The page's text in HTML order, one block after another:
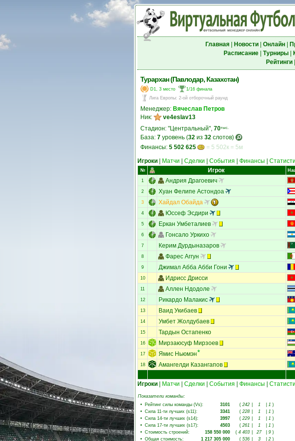
Главная| Новости| Онлайн|
Расписание| Турниры|
Рейтинги|
Турархан (Павлодар, Казахстан)
D1, 3 место
1/16 финала
Лига Европы: 2-ой отборочный раунд
Менеджер: Вячеслав Петров
Ник:
ve4eslav13
Стадион: "Центральный", 70тыс.
База: 7 уровень (32 из 32 слотов)
Финансы: 5 502 625 = 5 502к = 5м
Игроки Матчи Сделки События Финансы
№ Игрок
1 Андрия Драгоевич
2 Хуан Фелипе Астондоа
3 Хайдал Обайда
4 Юссеф Эсдири
5 Еркан Умбеталиев
6 Гонсало Уркихо
7 Керим Дурдыназаров
8 Фарес Аггун
9 Джимал Абба Абби Гони
10 Идрисс Дрисси
11 Аллен Ндодоле
12 Рикардо Малакис
13 Ваид Укибаев
14 Умбет Жолдубаев
15 Тардын Остапенко
16 Мирзаюсуф Мирзоев
17 Ямис Ньюмэн
18 Амангелди Казангапов
Игроки
Матчи Сделки События Финансы
Показатели команды:
• Рейтинг силы команды (Vs): 3101 ( 242 1 1 )
• Сила 11-ти лучших (s11): 3341 ( 228 1 1 )
• Сила 14-ти лучших (s14): 3997 ( 229 1 1 )
• Сила 17-ти лучших (s17): 4503 ( 261 1 1 )
• Стоимость строений: 158 550 000 ( 4 403 27 9 )
• Общая стоимость: 1 217 305 000 ( 536 3 2 )